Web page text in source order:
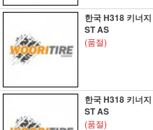
한국 H318 키너지
ST AS
(품절)
한국 H318 키너지
ST AS
(품절)